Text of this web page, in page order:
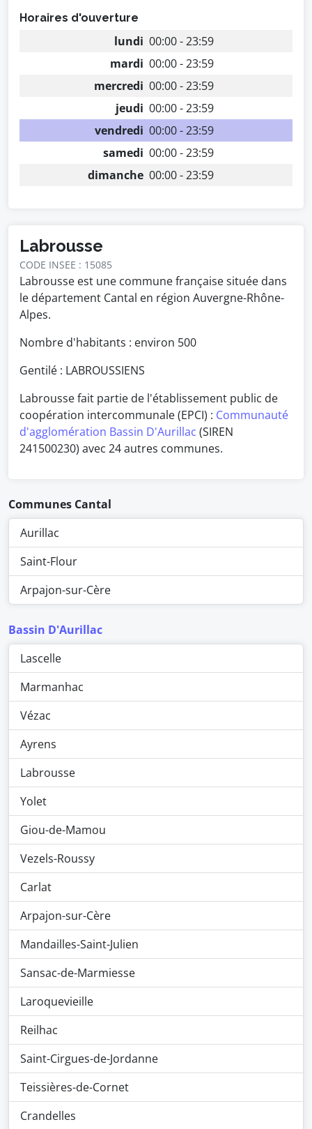
Horaires d'ouverture
lundi 00:00 - 23:59
mardi 00:00 - 23:59
mercredi 00:00 - 23:59
jeudi 00:00 - 23:59
vendredi 00:00 - 23:59
samedi 00:00 - 23:59
dimanche 00:00 - 23:59
Labrousse
CODE INSEE : 15085
Labrousse est une commune française située dans
le département Cantal en région Auvergne-Rhône-
Alpes.
Nombre d'habitants : environ 500
Gentilé : LABROUSSIENS
Labrousse fait partie de l'établissement public de
coopération intercommunale (EPCI) : Communauté
d'agglomération Bassin D'Aurillac (SIREN
241500230) avec 24 autres communes.
Communes Cantal
Aurillac
Saint-Flour
Arpajon-sur-Cère
Bassin D'Aurillac
Lascelle
Marmanhac
Vézac
Ayrens
Labrousse
Yolet
Giou-de-Mamou
Vezels-Roussy
Carlat
Arpajon-sur-Cère
Mandailles-Saint-Julien
Sansac-de-Marmiesse
Laroquevieille
Reilhac
Saint-Cirgues-de-Jordanne
Teissières-de-Cornet
Crandelles